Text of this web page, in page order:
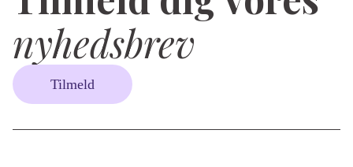
nyhedsbrev
Tilmeld